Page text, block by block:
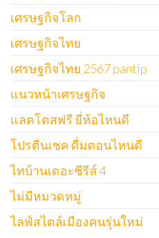
เศรษฐกิจโลก
เศรษฐกิจไทย
เศรษฐกิจไทย 2567 pantip
แนวหน้าเศรษฐกิจ
แลคโตสฟรี ยี่ห้อไหนดี
โปรตีนเชค ดื่มตอนไหนดี
ไทบ้านเดอะซีรีส์ 4
ไม่มีหมวดหมู่
ไลฟ์สไตล์เมืองคนรุ่นใหม่